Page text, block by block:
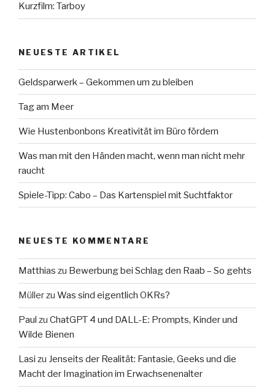
Kurzfilm: Tarboy
NEUESTE ARTIKEL
Geldsparwerk – Gekommen um zu bleiben
Tag am Meer
Wie Hustenbonbons Kreativität im Büro fördern
Was man mit den Händen macht, wenn man nicht mehr
raucht
Spiele-Tipp: Cabo – Das Kartenspiel mit Suchtfaktor
NEUESTE KOMMENTARE
Matthias zu Bewerbung bei Schlag den Raab – So gehts
Müllerzu Was sind eigentlich OKRs?
Paul zu ChatGPT 4 und DALL-E: Prompts, Kinder und
Wilde Bienen
Lasi zu Jenseits der Realität: Fantasie, Geeks und die
Macht der Imagination im Erwachsenenalter